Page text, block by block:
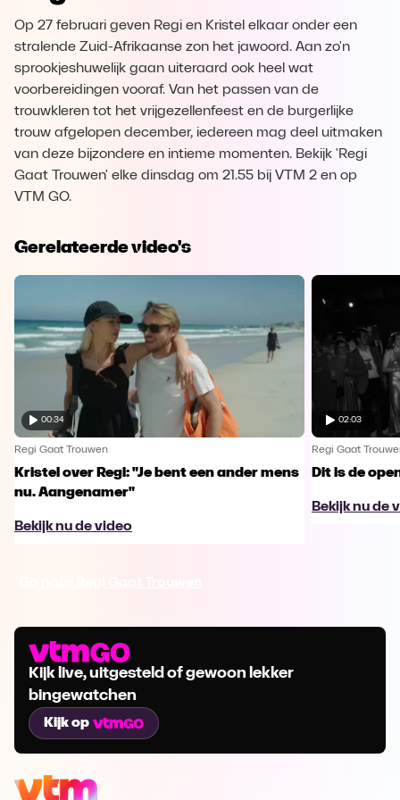
Op 27 februari geven Regi en Kristel elkaar onder een
stralende Zuid-Afrikaanse zon het jawoord. Aan zo'n
sprookjeshuwelijk gaan uiteraard ook heel wat
voorbereidingen vooraf. Van het passen van de
trouwkleren tot het vrijgezellenfeest en de burgerlijke
trouw afgelopen december, iedereen mag deel uitmaken
van deze bijzondere en intieme momenten. Bekijk 'Regi
Gaat Trouwen' elke dinsdag om 21.55 bij VTM 2 en op
VTM GO.
Gerelateerde video's
00:34
Regi Gaat Trouwen
Kristel over Regi: "Je bent een ander mens
nu. Aangenamer"
Bekijk nu de video
02:03
Regi Gaat
Dit is de
Bekijk nu de
Kijk live, uitgesteld of gewoon lekker
bingewatchen
Kijk op